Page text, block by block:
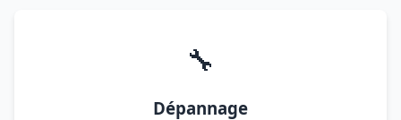
🔧
Dépannage